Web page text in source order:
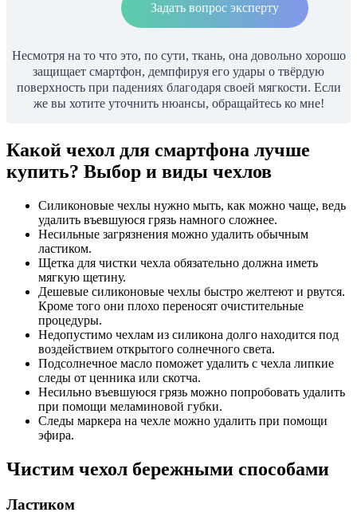
Задать вопрос эксперту
Несмотря на то что это, по сути, ткань, она довольно хорошо
защищает смартфон, демпфируя его удары о твёрдую
поверхность при падениях благодаря своей мягкости. Если
же вы хотите уточнить нюансы, обращайтесь ко мне!
Какой чехол для смартфона лучше
купить? Выбор и виды чехлов
Силиконовые чехлы нужно мыть, как можно чаще, ведь
удалить въевшуюся грязь намного сложнее.
Несильные загрязнения можно удалить обычным
ластиком.
Щетка для чистки чехла обязательно должна иметь
мягкую щетину.
Дешевые силиконовые чехлы быстро желтеют и рвутся.
Кроме того они плохо переносят очистительные
процедуры.
Недопустимо чехлам из силикона долго находится под
воздействием открытого солнечного света.
Подсолнечное масло поможет удалить с чехла липкие
следы от ценника или скотча.
Несильно въевшуюся грязь можно попробовать удалить
при помощи меламиновой губки.
Следы маркера на чехле можно удалить при помощи
эфира.
Чистим чехол бережными способами
Ластиком